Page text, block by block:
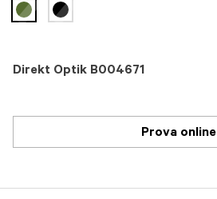
Direkt Optik B004671
selected
Prova online